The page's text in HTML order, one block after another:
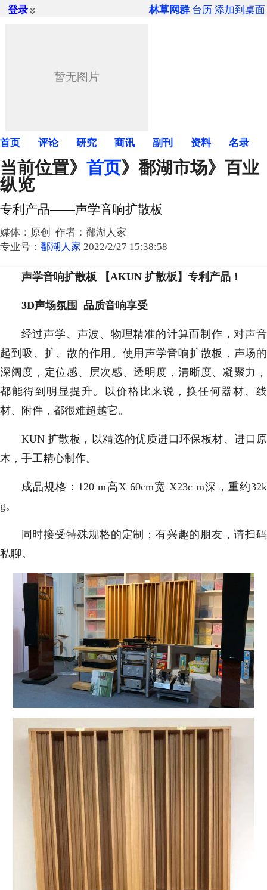
登录 林草网群 台历 添加到桌面
首页 评论 研究 商讯 副刊 资料 名录
当前位置》 首页》 鄱湖市场》百业
纵览
专利产品——声学音响扩散板
媒体：原创 作者：鄱湖人家
专业号： 鄱湖人家 2022/2/27 15:38:58
声学音响扩散板 【AKUN 扩散板】专利产品！
3D声场氛围 品质音响享受
经过声学、声波、物理精准的计算而制作，对声音
起到吸、扩、散的作用。使用声学音响扩散板，声场的
深阔度，定位感、层次感、透明度，清晰度、凝聚力，
都能得到明显提升。以价格比来说，换任何器材、线
材、附件，都很难超越它。
KUN 扩散板，以精选的优质进口环保板材、进口原
木，手工精心制作。
成品规格：120 m高X 60cm宽 X23c m深，重约32k
g。
同时接受特殊规格的定制；有兴趣的朋友，请扫码
私聊。